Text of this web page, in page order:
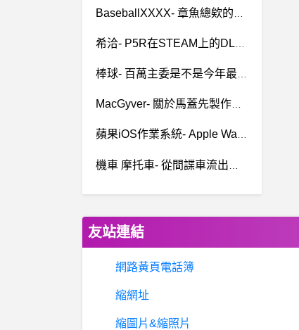
MacGyver- 關於馬蓋先製作的一集關於六四的那一集
蘋果iOS作業系統- Apple Watch Hermès Apple Watch Hermès
友站連結
網路黃頁電話簿
縮網址
縮圖片&縮照片